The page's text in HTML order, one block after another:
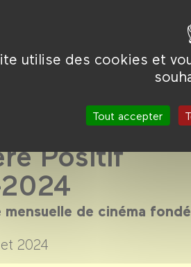
utilise des cookies et
Tout accepter
Positif
de cinéma
2024